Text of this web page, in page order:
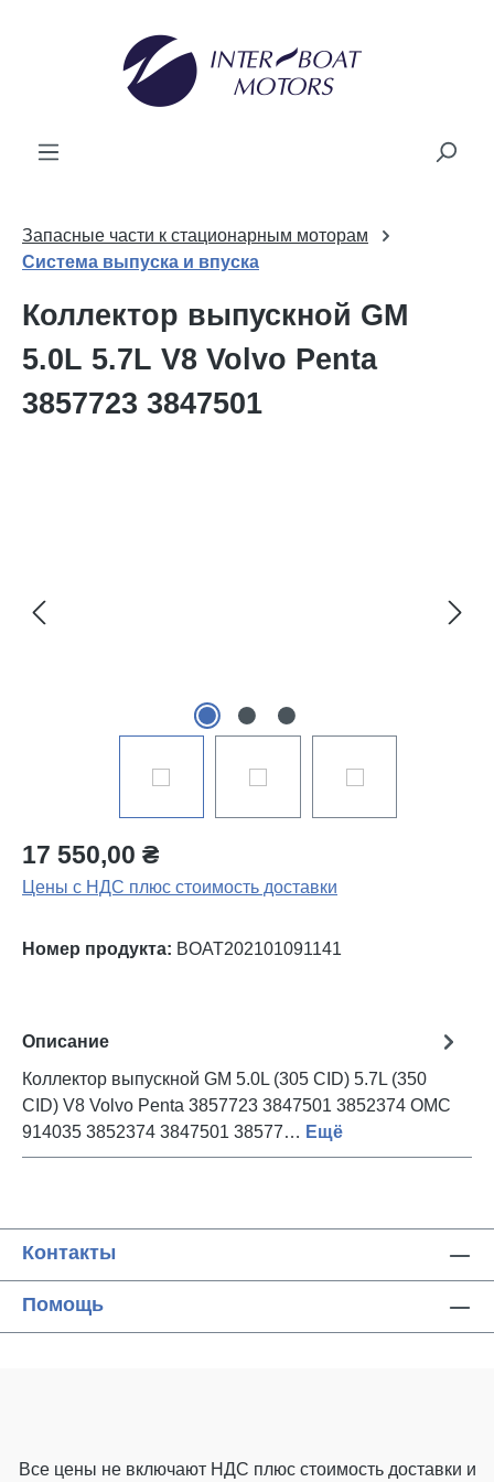
Запасные части к стационарным моторам
Система выпуска и впуска
Коллектор выпускной GM
5.0L 5.7L V8 Volvo Penta
3857723 3847501
17 550,00 ₴
Цены с НДС плюс стоимость доставки
Номер продукта: BOAT202101091141
Описание
Коллектор выпускной GM 5.0L (305 CID) 5.7L (350
CID) V8 Volvo Penta 3857723 3847501 3852374 OMC
914035 3852374 3847501 38577… Ещё
Контакты
Помощь
Все цены не включают НДС плюс стоимость доставки и